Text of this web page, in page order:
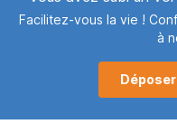
Facilitez-vous la vie !
à